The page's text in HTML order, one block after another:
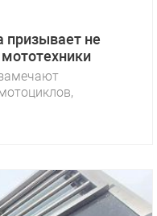
призывает не
мототехники